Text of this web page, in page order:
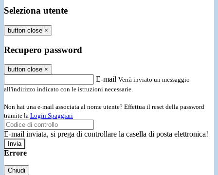
Seleziona utente
button close ×
Recupero password
button close ×
E-mail Verrà inviato un messaggio
all'indirizzo indicato con le istruzioni necessarie.
Non hai una e-mail associata al nome utente? Effettua il reset della password
tramite la Login Spaggiari
E-mail inviata, si prega di controllare la casella di posta elettronica!
Errore
Chiudi